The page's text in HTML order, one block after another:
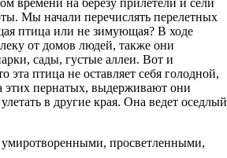
Мы начали перечислять перелетных
птица или не зимующая? В ходе
от домов людей, также они
сады, густые аллеи. Вот и
птица не оставляет себя голодной,
этих пернатых, выдерживают они
в другие края. Она ведет оседлый
просветленными,